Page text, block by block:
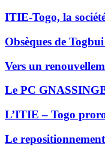
ITIE-Togo, la
Obsèques de
Vers un
Le PC
L’ITIE – Togo
Le